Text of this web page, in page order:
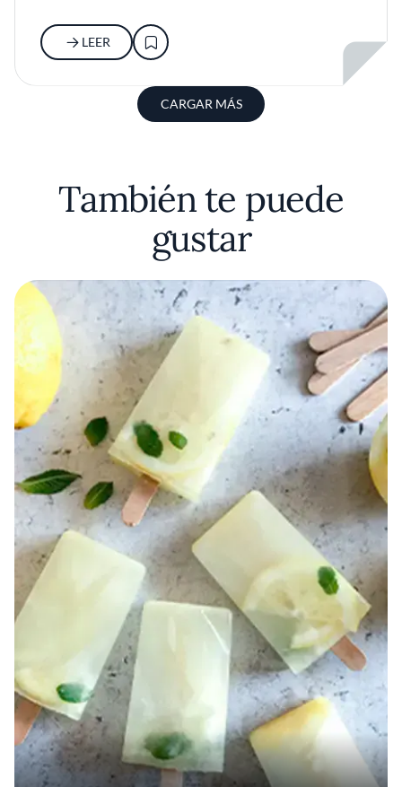
LEER
CARGAR MÁS
También te puede
gustar